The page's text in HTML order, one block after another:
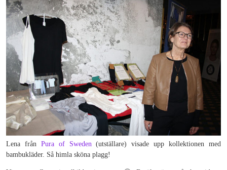
Lena från Pura of Sweden (utställare) visade upp kollektionen med
bambukläder. Så himla sköna plagg!